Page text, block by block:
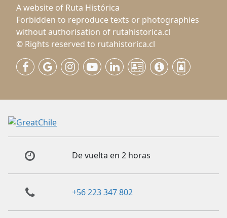
A website of Ruta Histórica
Forbidden to reproduce texts or photographies
without authorisation of rutahistorica.cl
© Rights reserved to rutahistorica.cl
De vuelta en 2 horas
+56 223 347 802